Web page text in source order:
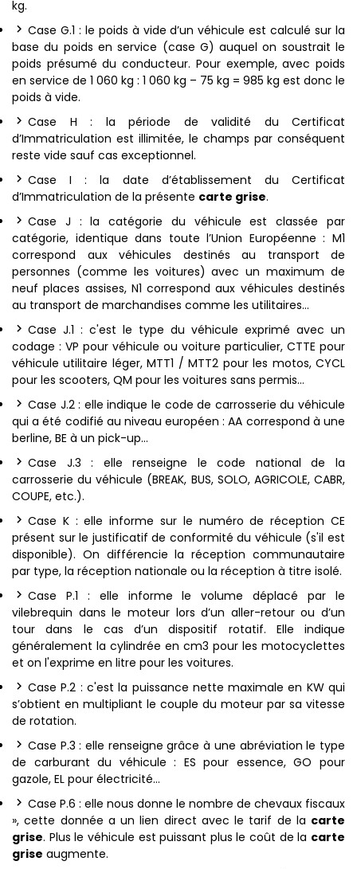
kg.
Case G.1 : le poids à vide d’un véhicule est calculé sur la
base du poids en service (case G) auquel on soustrait le
poids présumé du conducteur. Pour exemple, avec poids
en service de 1 060 kg : 1 060 kg – 75 kg = 985 kg est donc le
poids à vide.
Case H : la période de validité du Certificat
d’Immatriculation est illimitée, le champs par conséquent
reste vide sauf cas exceptionnel.
Case I : la date d’établissement du Certificat
d’Immatriculation de la présente carte grise.
Case J : la catégorie du véhicule est classée par
catégorie, identique dans toute l’Union Européenne : M1
correspond aux véhicules destinés au transport de
personnes (comme les voitures) avec un maximum de
neuf places assises, N1 correspond aux véhicules destinés
au transport de marchandises comme les utilitaires…
Case J.1 : c'est le type du véhicule exprimé avec un
codage : VP pour véhicule ou voiture particulier, CTTE pour
véhicule utilitaire léger, MTT1 / MTT2 pour les motos, CYCL
pour les scooters, QM pour les voitures sans permis…
Case J.2 : elle indique le code de carrosserie du véhicule
qui a été codifié au niveau européen : AA correspond à une
berline, BE à un pick-up…
Case J.3 : elle renseigne le code national de la
carrosserie du véhicule (BREAK, BUS, SOLO, AGRICOLE, CABR,
COUPE, etc.).
Case K : elle informe sur le numéro de réception CE
présent sur le justificatif de conformité du véhicule (s'il est
disponible). On différencie la réception communautaire
par type, la réception nationale ou la réception à titre isolé.
Case P.1 : elle informe le volume déplacé par le
vilebrequin dans le moteur lors d’un aller-retour ou d’un
tour dans le cas d’un dispositif rotatif. Elle indique
généralement la cylindrée en cm3 pour les motocyclettes
et on l'exprime en litre pour les voitures.
Case P.2 : c'est la puissance nette maximale en KW qui
s’obtient en multipliant le couple du moteur par sa vitesse
de rotation.
Case P.3 : elle renseigne grâce à une abréviation le type
de carburant du véhicule : ES pour essence, GO pour
gazole, EL pour électricité…
Case P.6 : elle nous donne le nombre de chevaux fiscaux
», cette donnée a un lien direct avec le tarif de la carte
grise. Plus le véhicule est puissant plus le coût de la carte
grise augmente.